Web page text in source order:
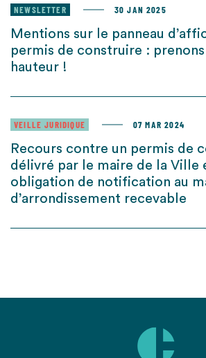
NEWSLETTER 30 JAN 2025
Mentions sur le panneau
permis de construire :
hauteur !
VEILLE JURIDIQUE 07 MAR 2024
Recours contre un permis de
délivré par le maire de la Ville
obligation de notification au
d’arrondissement recevable